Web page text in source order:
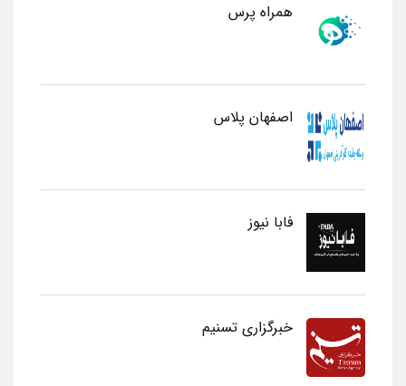
همراه پرس
اصفهان پلاس
فابا نیوز
خبرگزاری تسنیم